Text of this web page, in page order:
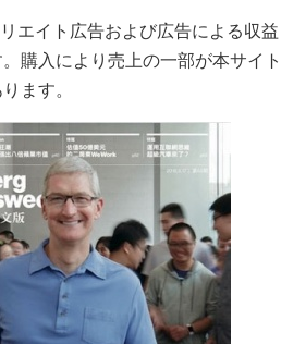
エイト広告および広告による収益
購入により売上の一部が本サイト
ます。